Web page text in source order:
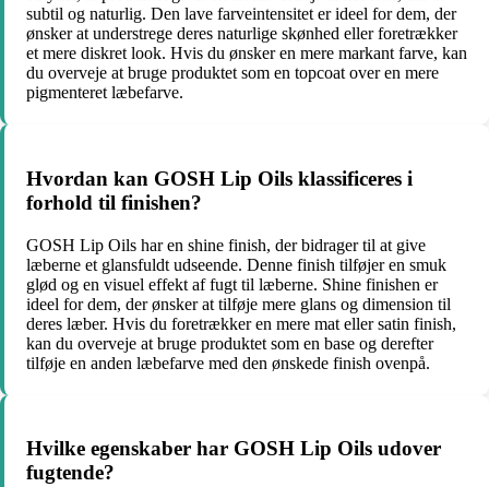
subtil og naturlig. Den lave farveintensitet er ideel for dem, der
ønsker at understrege deres naturlige skønhed eller foretrækker
et mere diskret look. Hvis du ønsker en mere markant farve, kan
du overveje at bruge produktet som en topcoat over en mere
pigmenteret læbefarve.
Hvordan kan GOSH Lip Oils klassificeres i
forhold til finishen?
GOSH Lip Oils har en shine finish, der bidrager til at give
læberne et glansfuldt udseende. Denne finish tilføjer en smuk
glød og en visuel effekt af fugt til læberne. Shine finishen er
ideel for dem, der ønsker at tilføje mere glans og dimension til
deres læber. Hvis du foretrækker en mere mat eller satin finish,
kan du overveje at bruge produktet som en base og derefter
tilføje en anden læbefarve med den ønskede finish ovenpå.
Hvilke egenskaber har GOSH Lip Oils udover
fugtende?